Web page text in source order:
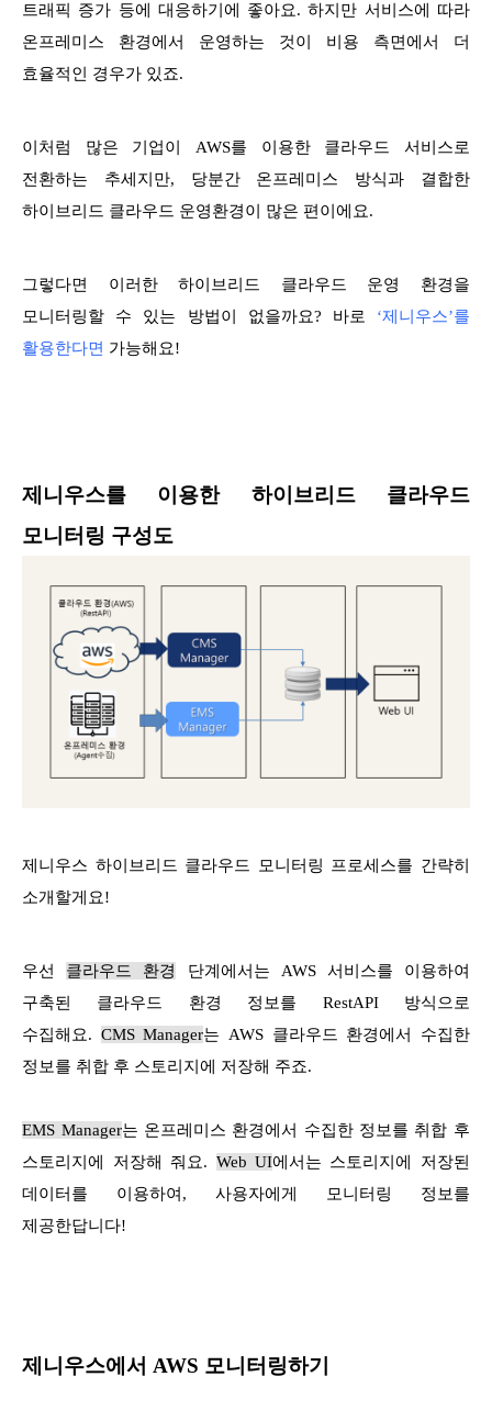
트래픽 증가 등에 대응하기에 좋아요. 하지만 서비스에 따라
온프레미스 환경에서 운영하는 것이 비용 측면에서 더
효율적인 경우가 있죠.
이처럼 많은 기업이 AWS를 이용한 클라우드 서비스로
전환하는 추세지만, 당분간 온프레미스 방식과 결합한
하이브리드 클라우드 운영환경이 많은 편이에요.
그렇다면 이러한 하이브리드 클라우드 운영 환경을
모니터링할 수 있는 방법이 없을까요? 바로 ‘제니우스’를
활용한다면 가능해요!
제니우스를 이용한 하이브리드 클라우드
모니터링 구성도
제니우스 하이브리드 클라우드 모니터링 프로세스를 간략히
소개할게요!
우선 클라우드 환경
단계에서는 AWS 서비스를 이용하여
구축된 클라우드 환경 정보를 RestAPI 방식으로
수집해요. CMS Manager는 AWS 클라우드 환경에서 수집한
정보를 취합 후 스토리지에 저장해 주죠.
EMS Manager는 온프레미스 환경에서 수집한 정보를 취합 후
스토리지에 저장해 줘요. Web UI에서는 스토리지에 저장된
데이터를 이용하여, 사용자에게 모니터링 정보를
제공한답니다!
제니우스에서 AWS 모니터링하기